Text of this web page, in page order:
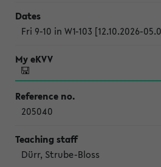
Fri 9-10 in W1-103 [12.10.2026-
205040
Dürr, Strube-Bloss